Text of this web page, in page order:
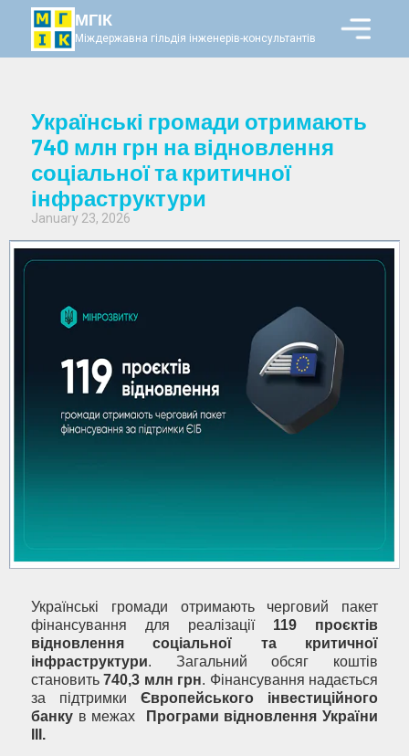
МГІК
Міждержавна гільдія інженерів-консультантів
Українські громади отримають
740 млн грн на відновлення
соціальної та критичної
інфраструктури
January 23, 2026
Українські громади отримають черговий пакет
фінансування для реалізації 119 проєктів
відновлення соціальної та критичної
інфраструктури. Загальний обсяг коштів
становить740,3 млн грн. Фінансування надається
за підтримки Європейського інвестиційного
банку в межах
Програми відновлення України
.